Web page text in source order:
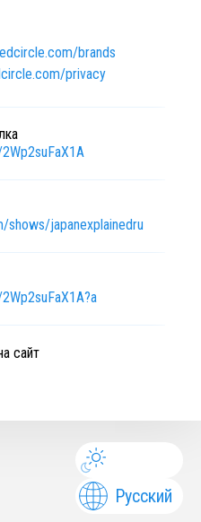
brands
privacy
japanexplainedru
сайт
Русский